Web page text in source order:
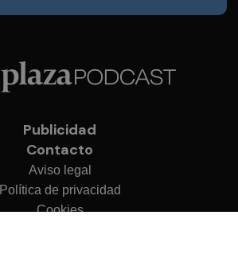
Publicidad
Contacto
Aviso legal
Política de privacidad
Cookies